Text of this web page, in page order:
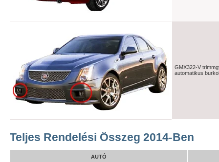
GMX322-V
automatikus
Teljes Rendelési Összeg 2014-Ben
AUTÓ